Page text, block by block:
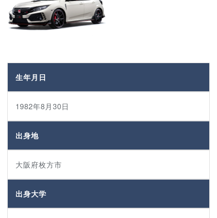
生年月日
1982年8月30日
出身地
大阪府枚方市
出身大学